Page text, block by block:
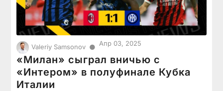
Valeriy Samsonov ● Апр 03, 2025
«Милан» сыграл вничью с
«Интером» в полуфинале Кубка
Италии